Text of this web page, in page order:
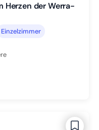
Herzen der Werra-
Einzelzimmer